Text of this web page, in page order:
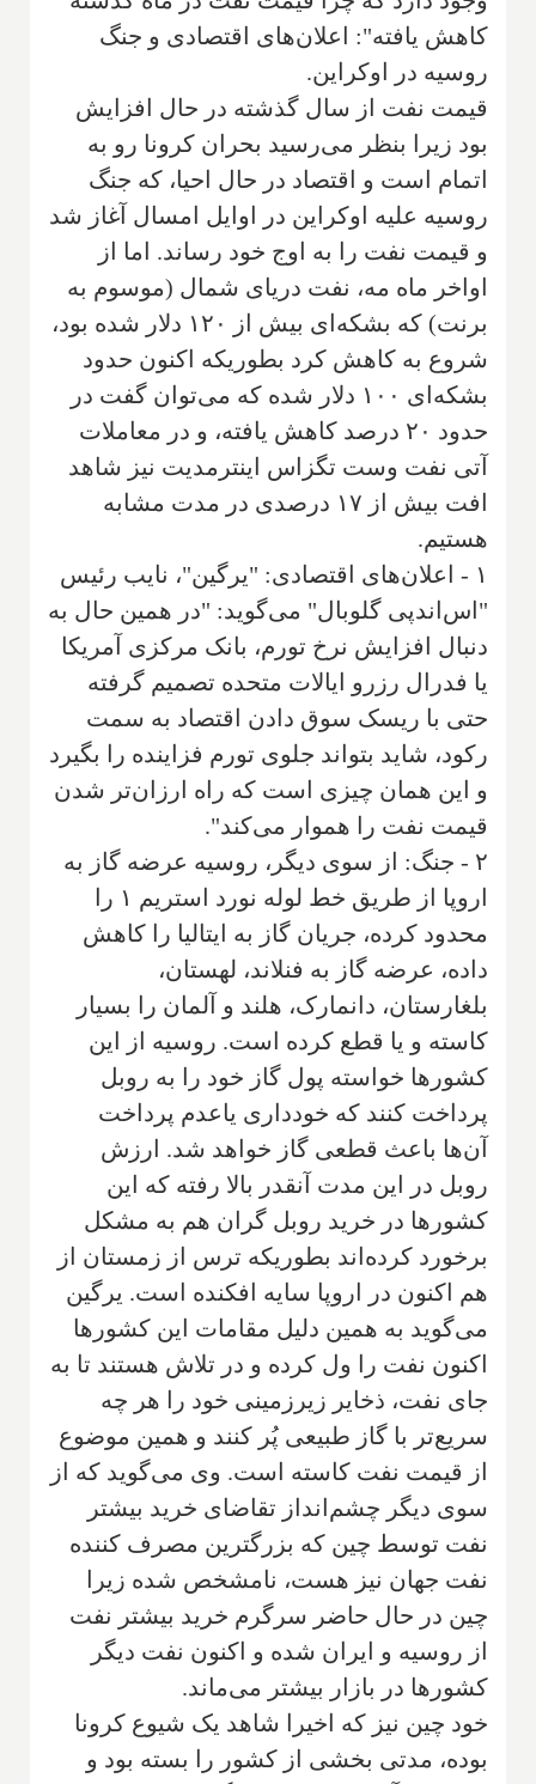
کاهش یافته": اعلان‌های اقتصادی و جنگ
روسیه در اوکراین.
قیمت نفت از سال گذشته در حال افزایش
بود زیرا بنظر می‌رسید بحران کرونا رو به
اتمام است و اقتصاد در حال احیا، که جنگ
روسیه علیه اوکراین در اوایل امسال آغاز شد
و قیمت نفت را به اوج خود رساند. اما از
اواخر ماه مه، نفت دریای شمال (موسوم به
برنت) که بشکه‌ای بیش از ۱۲۰ دلار شده بود،
شروع به کاهش کرد بطوریکه اکنون حدود
بشکه‌ای ۱۰۰ دلار شده که می‌توان گفت در
حدود ۲۰ درصد کاهش یافته، و در معاملات
آتی نفت وست تگزاس اینترمدیت نیز شاهد
افت بیش از ۱۷ درصدی در مدت مشابه
هستیم.
۱ - اعلان‌های اقتصادی: "یرگین"، نایب رئیس
"اس‌اندپی گلوبال" می‌گوید: "در همین حال به
دنبال افزایش نرخ تورم، بانک مرکزی آمریکا
یا فدرال رزرو ایالات متحده تصمیم گرفته
حتی با ریسک سوق دادن اقتصاد به سمت
رکود، شاید بتواند جلوی تورم فزاینده را بگیرد
و این همان چیزی است که راه ارزان‌تر شدن
قیمت نفت را هموار می‌کند".
۲ - جنگ: از سوی دیگر، روسیه عرضه گاز به
اروپا از طریق خط لوله نورد استریم ۱ را
محدود کرده، جریان گاز به ایتالیا را کاهش
داده، عرضه گاز به فنلاند، لهستان،
بلغارستان، دانمارک، هلند و آلمان را بسیار
کاسته و یا قطع کرده است. روسیه از این
کشورها خواسته پول گاز خود را به روبل
پرداخت کنند که خودداری یاعدم پرداخت
آن‌ها باعث قطعی گاز خواهد شد. ارزش
روبل در این مدت آنقدر بالا رفته که این
کشورها در خرید روبل گران هم به مشکل
برخورد کرده‌اند بطوریکه ترس از زمستان از
هم اکنون در اروپا سایه افکنده است. یرگین
می‌گوید به همین دلیل مقامات این کشورها
اکنون نفت را ول کرده و در تلاش هستند تا به
جای نفت، ذخایر زیرزمینی خود را هر چه
سریع‌تر با گاز طبیعی پُر کنند و همین موضوع
از قیمت نفت کاسته است. وی می‌گوید که از
سوی دیگر چشم‌انداز تقاضای خرید بیشتر
نفت توسط چین که بزرگترین مصرف کننده
نفت جهان نیز هست، نامشخص شده زیرا
چین در حال حاضر سرگرم خرید بیشتر نفت
از روسیه و ایران شده و اکنون نفت دیگر
کشورها در بازار بیشتر می‌ماند.
خود چین نیز که اخیرا شاهد یک شیوع کرونا
بوده، مدتی بخشی از کشور را بسته بود و